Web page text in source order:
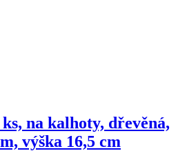
ks, na kalhoty, dřevěná,
výška 16,5 cm